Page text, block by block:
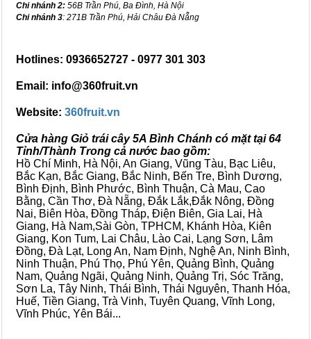
Chi nhánh 2: 56B Trần Phú, Ba Đình, Hà Nội
Chi nhánh 3: 271B Trần Phú, Hải Châu Đà Nẵng
Hotlines: 0936652727 - 0977 301 303
Email: info@360fruit.vn
Website: 360fruit.vn
Cửa hàng Giỏ trái cây 5A Bình Chánh có mặt tại 64
Tỉnh/Thành Trong cả nước bao gồm:
Hồ Chí Minh, Hà Nội, An Giang, Vũng Tàu, Bạc Liêu,
Bắc Kạn, Bắc Giang, Bắc Ninh, Bến Tre, Bình Dương,
Bình Định, Bình Phước, Bình Thuận, Cà Mau, Cao
Bằng, Cần Thơ, Đà Nẵng, Đắk Lắk,Đắk Nông, Đồng
Nai, Biên Hòa, Đồng Tháp, Điện Biên, Gia Lai, Hà
Giang, Hà Nam,Sài Gòn, TPHCM, Khánh Hòa, Kiên
Giang, Kon Tum, Lai Châu, Lào Cai, Lạng Sơn, Lâm
Đồng, Đà Lạt, Long An, Nam Định, Nghệ An, Ninh Bình,
Ninh Thuận, Phú Thọ, Phú Yên, Quảng Bình, Quảng
Nam, Quảng Ngãi, Quảng Ninh, Quảng Trị, Sóc Trăng,
Sơn La, Tây Ninh, Thái Bình, Thái Nguyên, Thanh Hóa,
Huế, Tiền Giang, Trà Vinh, Tuyên Quang, Vĩnh Long,
Vĩnh Phúc, Yên Bái...